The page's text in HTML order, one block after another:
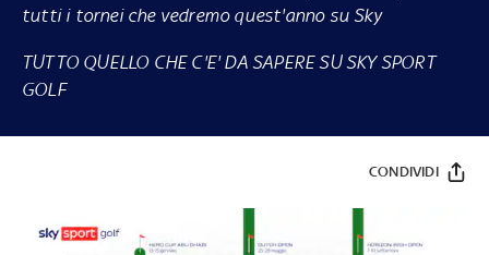
tutti i tornei che vedremo quest'anno su Sky
TUTTO QUELLO CHE C'E' DA SAPERE SU SKY SPORT
GOLF
CONDIVIDI